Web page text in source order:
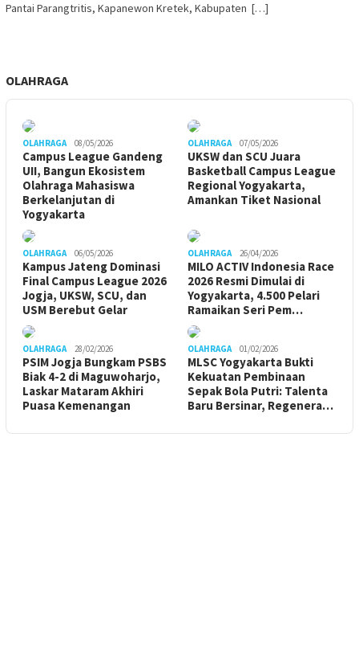
Pantai Parangtritis, Kapanewon Kretek, Kabupaten […]
OLAHRAGA
OLAHRAGA 08/05/2026
Campus League Gandeng
UII, Bangun Ekosistem
Olahraga Mahasiswa
Berkelanjutan di
Yogyakarta
OLAHRAGA 07/05/2026
UKSW dan SCU Juara
Basketball Campus League
Regional Yogyakarta,
Amankan Tiket Nasional
OLAHRAGA 06/05/2026
Kampus Jateng Dominasi
Final Campus League 2026
Jogja, UKSW, SCU, dan
USM Berebut Gelar
OLAHRAGA 26/04/2026
MILO ACTIV Indonesia Race
2026 Resmi Dimulai di
Yogyakarta, 4.500 Pelari
Ramaikan Seri Pem…
OLAHRAGA 28/02/2026
PSIM Jogja Bungkam PSBS
Biak 4-2 di Maguwoharjo,
Laskar Mataram Akhiri
Puasa Kemenangan
OLAHRAGA 01/02/2026
MLSC Yogyakarta Bukti
Kekuatan Pembinaan
Sepak Bola Putri: Talenta
Baru Bersinar, Regenera…